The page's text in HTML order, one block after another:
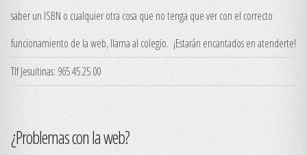
saber un ISBN o cualquier otra cosa que no tenga que ver con el correcto
funcionamiento de la web, llama al colegio. ¡Estarán encantados en atenderte!
Tlf Jesuitinas: 965 45 25 00
¿Problemas con la web?